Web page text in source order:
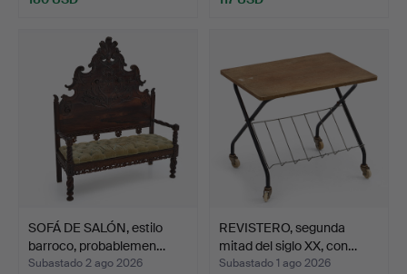
SOFÁ DE SALÓN, estilo
barroco, probablemen…
Subastado 2 ago 2026
REVISTERO, segunda
mitad del siglo XX, con…
Subastado 1 ago 2026